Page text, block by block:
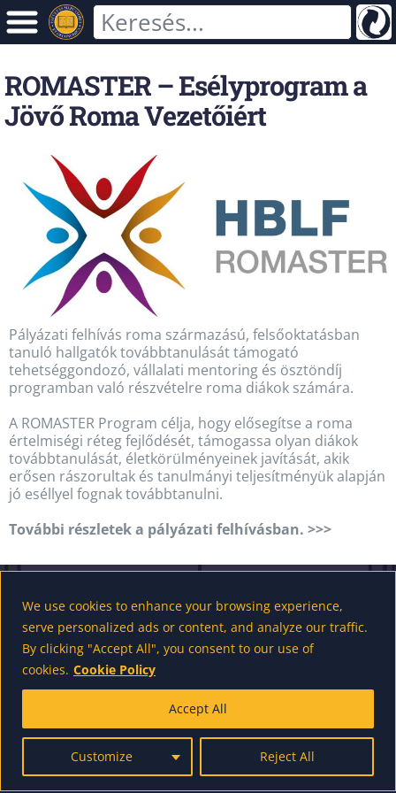
We use cookies to enhance your browsing experience,
serve personalized ads or content, and analyze our traffic.
By clicking "Accept All", you consent to our use of
cookies. Cookie Policy
Customize Reject All
Accept All
ROMASTER – Esélyprogram a
Jövő Roma Vezetőiért
Pályázati felhívás roma származású, felsőoktatásban
tanuló hallgatók továbbtanulását támogató
tehetséggondozó, vállalati mentoring és ösztöndíj
programban való részvételre roma diákok számára.
A ROMASTER Program célja, hogy elősegítse a roma
értelmiségi réteg fejlődését, támogassa olyan diákok
továbbtanulását, életkörülményeinek javítását, akik
erősen rászorultak és tanulmányi teljesítményük alapján
jó eséllyel fognak továbbtanulni.
További részletek a pályázati felhívásban. >>>
powered by wordpress - made by us